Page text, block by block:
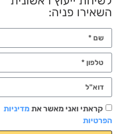
השאירו פניה:
קראתי ואני מאשר את מדיניות
הפרטיות